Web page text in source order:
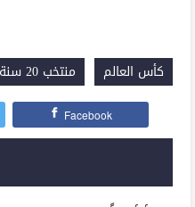
كأس العالم منتخب 20 سنة
Facebook